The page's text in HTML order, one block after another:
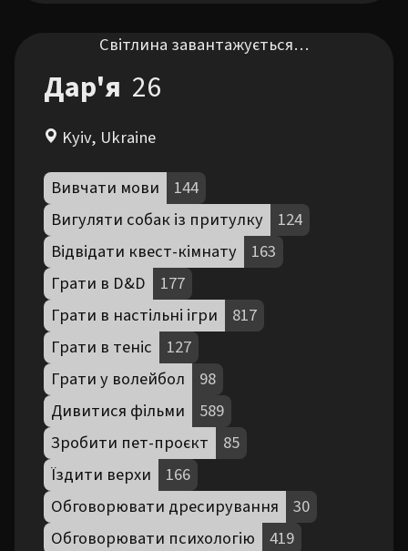
Світлина завантажується…
Дар'я 26
Kyiv, Ukraine
Вивчати мови
144
Вигуляти собак із притулку
124
Відвідати квест-кімнату
163
Грати в D&D
177
Грати в настільні ігри
817
Грати в теніс
127
Грати у волейбол
98
Дивитися фільми
589
Зробити пет-проєкт
85
Їздити верхи
166
Обговорювати дресирування
30
Обговорювати психологію
419